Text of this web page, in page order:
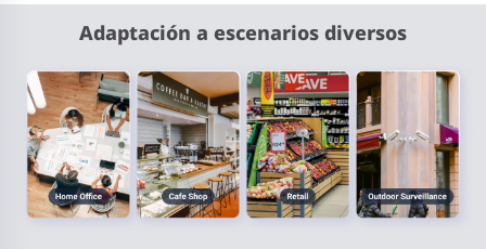
Adaptación a escenarios diversos